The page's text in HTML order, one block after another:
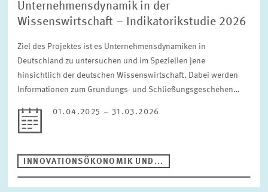
Unternehmensdynamik in der
Wissenswirtschaft – Indikatorikstudie 2026
Ziel des Projektes ist es Unternehmensdynamiken in
Deutschland zu untersuchen und im Speziellen jene
hinsichtlich der deutschen Wissenswirtschaft. Dabei werden
Informationen zum Gründungs- und Schließungsgeschehen…
01.04.2025 – 31.03.2026
INNOVATIONSÖKONOMIK UND...